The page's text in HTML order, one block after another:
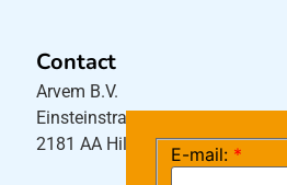
Contact
Arvem B.V.
Einsteinstraat 5
2181 AA HillegomE-mail: *